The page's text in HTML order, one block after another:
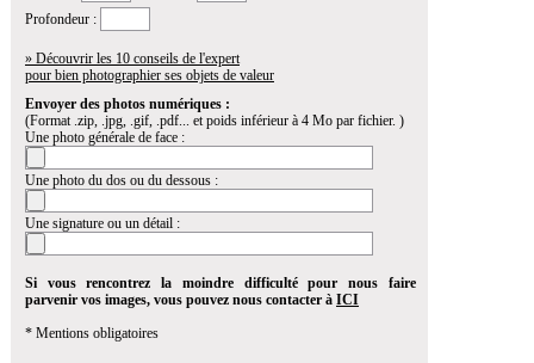
Profondeur :
» Découvrir les 10 conseils de l'expert
pour bien photographier ses objets de valeur
Envoyer des photos numériques :
(Format .zip, .jpg, .gif, .pdf... et poids inférieur à 4 Mo par fichier. )
Une photo générale de face :
Une photo du dos ou du dessous :
Une signature ou un détail :
Si vous rencontrez la moindre difficulté pour nous faire
parvenir vos images, vous pouvez nous contacter à ICI
* Mentions obligatoires